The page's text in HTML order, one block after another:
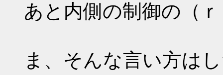
あと内側の制御の（
ま、そんな言い方は